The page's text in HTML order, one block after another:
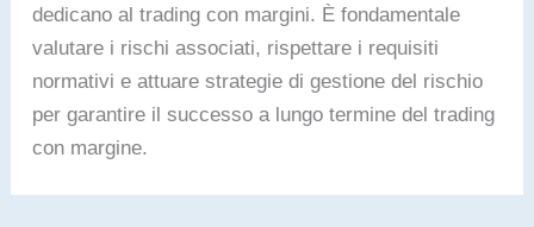
dedicano al trading con margini. È fondamentale
valutare i rischi associati, rispettare i requisiti
normativi e attuare strategie di gestione del rischio
per garantire il successo a lungo termine del trading
con margine.